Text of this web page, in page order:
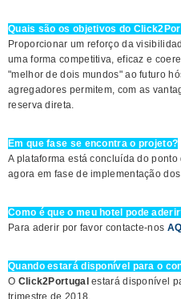
Quais são os objetivos do
Proporcionar um reforço da
uma forma competitiva, eficaz e
"melhor de dois mundos" ao futuro
agregadores permitem, com as
reserva direta.
Em que fase se encontra o projeto?
A plataforma está concluída do
agora em fase de implementação
Como é que o meu hotel pode
Para aderir por favor contacte-nos
Quando estará disponível para o
O Click2Portugalestará disponível
trimestre de 2018.